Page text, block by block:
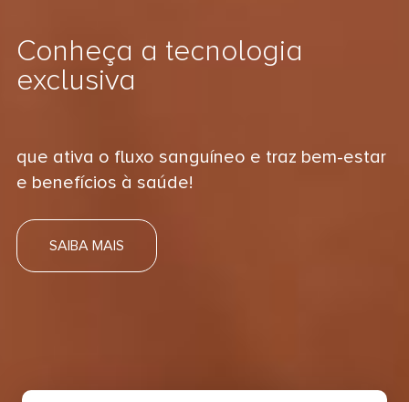
Conheça a tecnologia
exclusiva
que ativa o fluxo sanguíneo e traz bem-estar
e benefícios à saúde!
SAIBA MAIS